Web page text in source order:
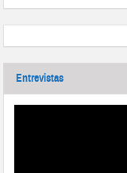
Entrevistas